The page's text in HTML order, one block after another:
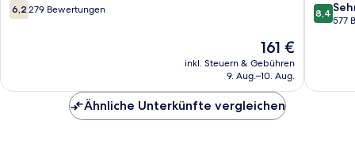
Salou
6.2
von
6,2 279 Bewertungen
Der
Preis
beträgt
161 €
inkl. Steuern & Gebühren
9. Aug.–10. Aug.
8.4
von
8,4
577
Ähnliche Unterkünfte vergleichen